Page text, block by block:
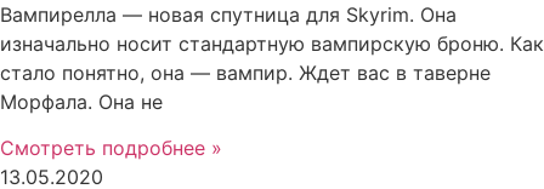
Вампирелла — новая спутница для Skyrim. Она
изначально носит стандартную вампирскую броню. Как
стало понятно, она — вампир. Ждет вас в таверне
Морфала. Она не
Смотреть подробнее »
13.05.2020